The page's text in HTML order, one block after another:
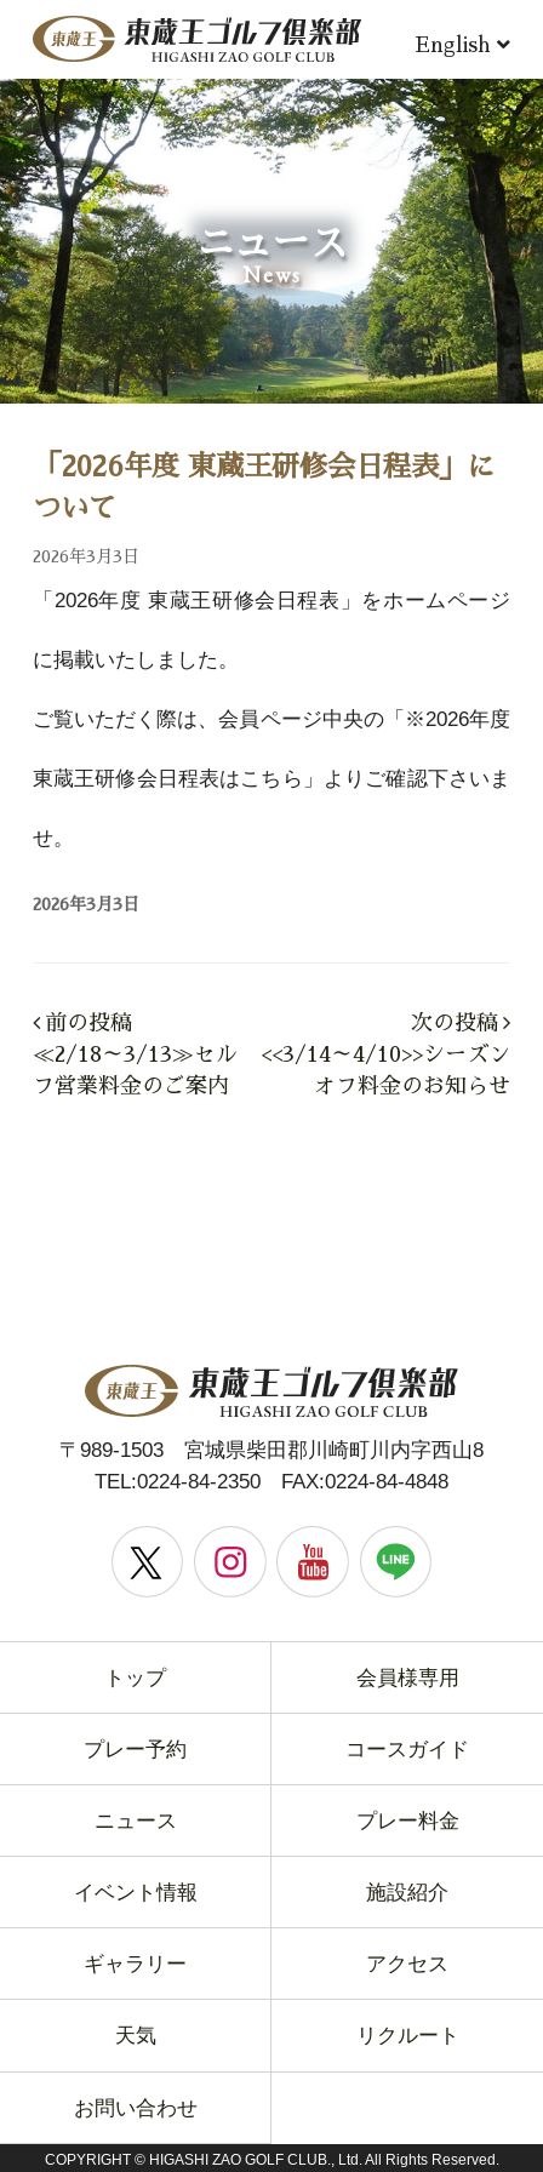
English
ニュース
News
「2026年度 東蔵王研修会日程表」に
ついて
2026年3月3日
「2026年度 東蔵王研修会日程表」をホームページ
に掲載いたしました。
ご覧いただく際は、会員ページ中央の「※2026年度
東蔵王研修会日程表はこちら」よりご確認下さいま
せ。
2026年3月3日
前の投稿
≪2/18～3/13≫セル
フ営業料金のご案内
次の投稿
<<3/14～4/10>>シーズン
オフ料金のお知らせ
〒989-1503 宮城県柴田郡川崎町川内字西山8
TEL:0224-84-2350FAX:0224-84-4848
トップ 会員様専用
プレー予約 コースガイド
ニュース プレー料金
イベント情報 施設紹介
ギャラリー アクセス
天気 リクルート
お問い合わせ
COPYRIGHT © HIGASHI ZAO GOLF CLUB., Ltd. All Rights Reserved.